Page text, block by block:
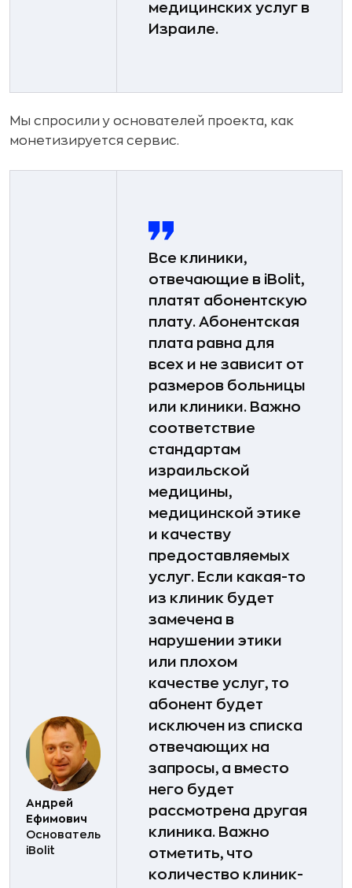
медицинских услуг в
Израиле.
Мы спросили у основателей проекта, как
монетизируется сервис.
Андрей
Ефимович
Основатель
iBolit
Все клиники,
отвечающие в iBolit,
платят абонентскую
плату. Абонентская
плата равна для
всех и не зависит от
размеров больницы
или клиники. Важно
соответствие
стандартам
израильской
медицины,
медицинской этике
и качеству
предоставляемых
услуг. Если какая-то
из клиник будет
замечена в
нарушении этики
или плохом
качестве услуг, то
абонент будет
исключен из списка
отвечающих на
запросы, а вместо
него будет
рассмотрена другая
клиника. Важно
отметить, что
количество клиник-